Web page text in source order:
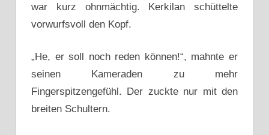
war kurz ohnmächtig. Kerkilan schüttelte
vorwurfsvoll den Kopf.
„He, er soll noch reden können!“, mahnte er
seinen Kameraden zu mehr
Fingerspitzengefühl. Der zuckte nur mit den
breiten Schultern.